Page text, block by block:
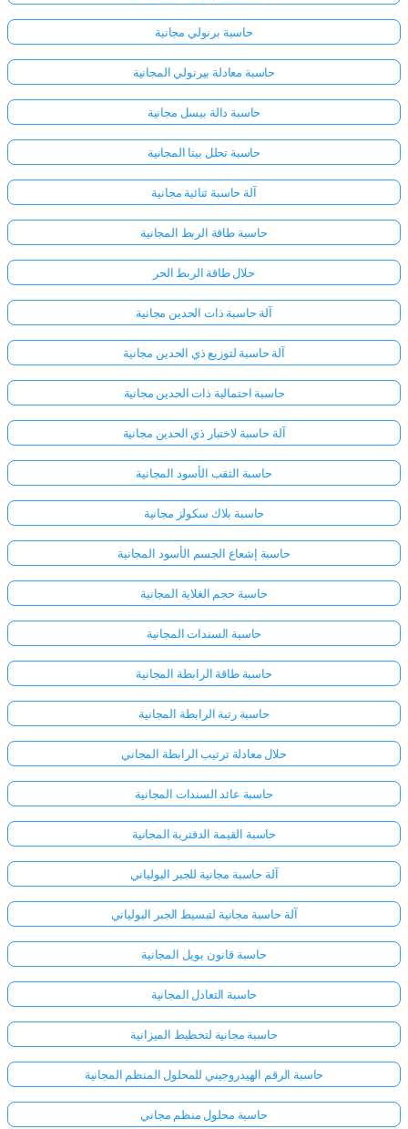
حاسبة برنولي مجانية
حاسبة معادلة بيرنولي المجانية
حاسبة دالة بيسل مجانية
حاسبة تحلل بيتا المجانية
آلة حاسبة ثنائية مجانية
حاسبة طاقة الربط المجانية
حلال طاقة الربط الحر
آلة حاسبة ذات الحدين مجانية
آلة حاسبة لتوزيع ذي الحدين مجانية
حاسبة احتمالية ذات الحدين مجانية
آلة حاسبة لاختبار ذي الحدين مجانية
حاسبة الثقب الأسود المجانية
حاسبة بلاك سكولز مجانية
حاسبة إشعاع الجسم الأسود المجانية
حاسبة حجم الغلاية المجانية
حاسبة السندات المجانية
حاسبة طاقة الرابطة المجانية
حاسبة رتبة الرابطة المجانية
حلال معادلة ترتيب الرابطة المجاني
حاسبة عائد السندات المجانية
حاسبة القيمة الدفترية المجانية
آلة حاسبة مجانية للجبر البولياني
آلة حاسبة مجانية لتبسيط الجبر البولياني
حاسبة قانون بويل المجانية
حاسبة التعادل المجانية
حاسبة مجانية لتخطيط الميزانية
حاسبة الرقم الهيدروجيني للمحلول المنظم المجانية
حاسبة محلول منظم مجاني